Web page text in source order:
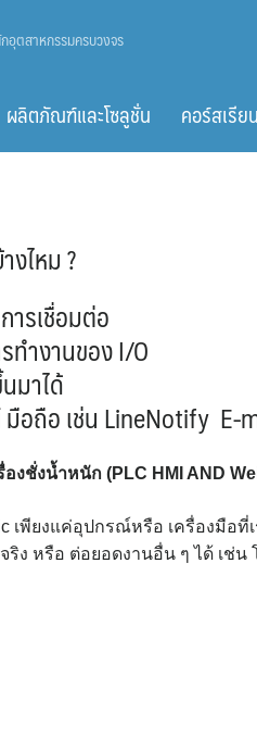
อุตสาหกรรมครบวงจร
ผลิตภัณฑ์และโซลูชั่น คอร์สเรีย
ไหม ?
ารเชื่อมต่อ
ทำงานของ I/O
มาได้
อถือ เช่น LineNotify E-
งชั่งน้ำหนัก (PLC HMI AND
เพียงแค่อุปกรณ์หรือ เครื่องมือ
หรือ ต่อยอดงานอื่น ๆ ได้ เช่น